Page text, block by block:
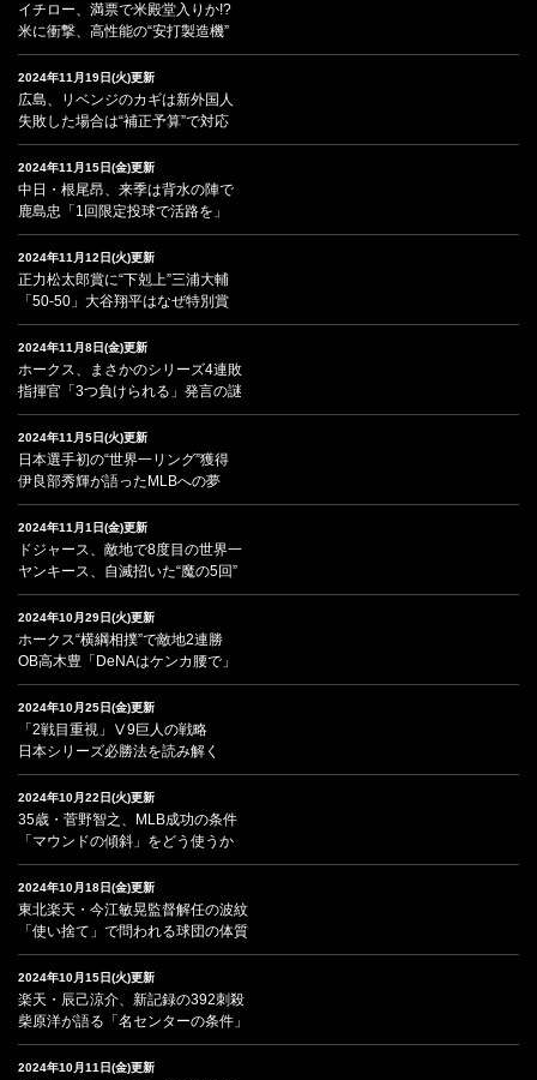
イチロー、満票で米殿堂入りか!?
米に衝撃、高性能の“安打製造機”
2024年11月19日(火)更新
広島、リベンジのカギは新外国人
失敗した場合は“補正予算”で対応
2024年11月15日(金)更新
中日・根尾昂、来季は背水の陣で
鹿島忠「1回限定投球で活路を」
2024年11月12日(火)更新
正力松太郎賞に“下剋上”三浦大輔
「50-50」大谷翔平はなぜ特別賞
2024年11月8日(金)更新
ホークス、まさかのシリーズ4連敗
指揮官「3つ負けられる」発言の謎
2024年11月5日(火)更新
日本選手初の“世界一リング”獲得
伊良部秀輝が語ったMLBへの夢
2024年11月1日(金)更新
ドジャース、敵地で8度目の世界一
ヤンキース、自滅招いた“魔の5回”
2024年10月29日(火)更新
ホークス“横綱相撲”で敵地2連勝
OB高木豊「DeNAはケンカ腰で」
2024年10月25日(金)更新
「2戦目重視」Ⅴ9巨人の戦略
日本シリーズ必勝法を読み解く
2024年10月22日(火)更新
35歳・菅野智之、MLB成功の条件
「マウンドの傾斜」をどう使うか
2024年10月18日(金)更新
東北楽天・今江敏晃監督解任の波紋
「使い捨て」で問われる球団の体質
2024年10月15日(火)更新
楽天・辰己涼介、新記録の392刺殺
柴原洋が語る「名センターの条件」
2024年10月11日(金)更新